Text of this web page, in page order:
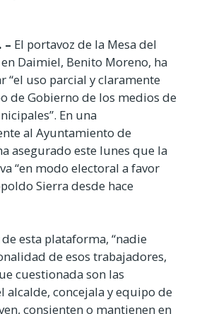
– El portavoz de la Mesa del
Daimiel, Benito Moreno, ha
“el uso parcial y claramente
de Gobierno de los medios de
En una
al Ayuntamiento de
asegurado este lunes que la
“en modo electoral a favor
Sierra desde hace
esta plataforma, “nadie
de esos trabajadores,
cuestionada son las
alcalde, concejala y equipo de
consienten o mantienen en